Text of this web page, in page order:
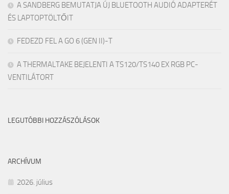
A SANDBERG BEMUTATJA ÚJ BLUETOOTH AUDIÓ ADAPTERÉT
ÉS LAPTOPTÖLTŐIT
FEDEZD FEL A GO 6 (GEN II)-T
A THERMALTAKE BEJELENTI A TS120/TS140 EX RGB PC-
VENTILÁTORT
LEGUTÓBBI HOZZÁSZÓLÁSOK
ARCHÍVUM
2026. július